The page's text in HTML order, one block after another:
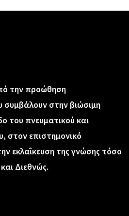
την προώθηση
στην βιώσιμη
του πνευματικού και
στον επιστημονικό
εκλαΐκευση της γνώσης τόσο
Διεθνώς.